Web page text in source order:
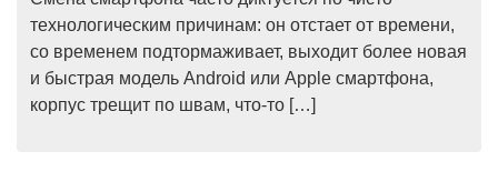
технологическим причинам: он отстает от времени,
со временем подтормаживает, выходит более новая
и быстрая модель Android или Apple смартфона,
корпус трещит по швам, что-то […]